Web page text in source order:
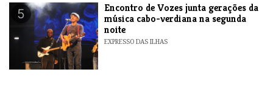
5
Encontro de Vozes junta gerações da
música cabo-verdiana na segunda
noite
EXPRESSO DAS ILHAS